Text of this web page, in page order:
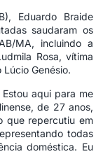
Eduardo Braide
saudaram os
MA, incluindo a
Rosa, vítima
Genésio.
aqui para me
de 27 anos,
que repercutiu em
todas
doméstica. Eu